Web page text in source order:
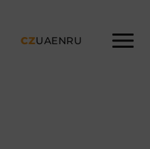
CZUAENRU